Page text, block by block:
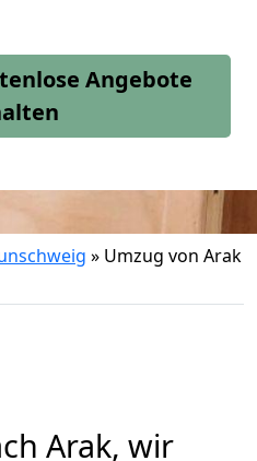
Angebote
» Umzug von Arak
Arak, wir